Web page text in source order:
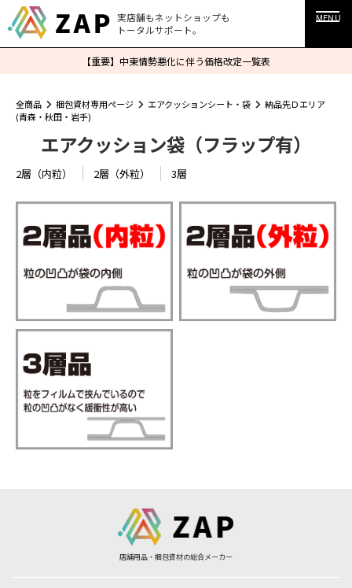
実店舗もネットショップも
トータルサポート。
MENU
【重要】中東情勢悪化に伴う価格改定一覧表
全商品 梱包資材専用ページ エアクッションシート・袋
納品先Ｄエリア
(青森・秋田・岩手)
エアクッション袋（フラップ有）
2層（内粒） 2層（外粒） 3層
店舗用品・梱包資材の総合メーカー